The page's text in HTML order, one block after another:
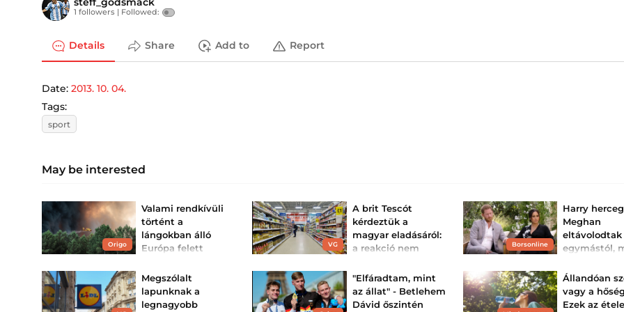
1 followers | Followed:
Details Share Add to Report
Date: 2013. 10. 04.
Tags:
sport
May be interested
Origo
Valami rendkívüli
történt a
lángokban álló
Európa felett
VG
A brit Tescót
kérdeztük a
magyar eladásáról:
a reakció nem
állhat a teljes
régiós k...
Mostohagyerekként
kezelnék a magyar
Borsonline
Harry
Meghan
eltávolodtak
egymástól,
elege van
Kinsey Schofield
szakértő a
adásában mért
Megszólalt
lapunknak a
legnagyobb
"Elfáradtam, mint
az állat" - Betlehem
Dávid őszintén
Állandóan
vagy a
Ezek az